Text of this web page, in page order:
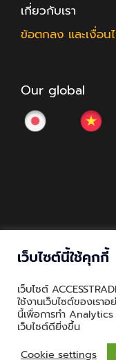
เกี่ยวกับเรา
ข้อตกลง และเงื่อน
Our global
เว็บไซต์นี้ใช้คุกกี้
เว็บไซต์
ใช้งานเว็บไซต์ของเรา
นี้เพื่อการทำ Analytics
เว็บไซต์ดียิ่งขึ้น
Cookie settings